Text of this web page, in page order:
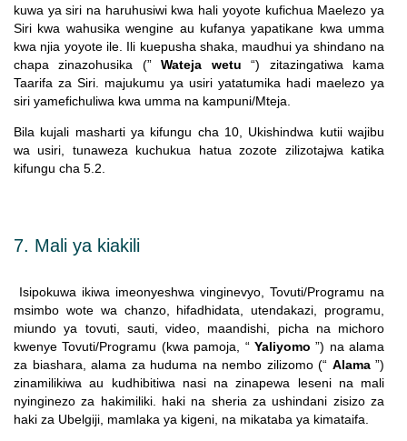
kuwa ya siri na haruhusiwi kwa hali yoyote kufichua Maelezo ya
Siri kwa wahusika wengine au kufanya yapatikane kwa umma
kwa njia yoyote ile. Ili kuepusha shaka, maudhui ya shindano na
chapa zinazohusika (”Wateja wetu“) zitazingatiwa kama
Taarifa za Siri. majukumu ya usiri yatatumika hadi maelezo ya
siri yamefichuliwa kwa umma na kampuni/Mteja.
Bila kujali masharti ya kifungu cha 10, Ukishindwa kutii wajibu
wa usiri, tunaweza kuchukua hatua zozote zilizotajwa katika
kifungu cha 5.2.
7. Mali ya kiakili
Isipokuwa ikiwa imeonyeshwa vinginevyo, Tovuti/Programu na
msimbo wote wa chanzo, hifadhidata, utendakazi, programu,
miundo ya tovuti, sauti, video, maandishi, picha na michoro
kwenye Tovuti/Programu (kwa pamoja, “ Yaliyomo”) na alama
za biashara, alama za huduma na nembo zilizomo (“ Alama ”)
zinamilikiwa au kudhibitiwa nasi na zinapewa leseni na mali
nyinginezo za hakimiliki. haki na sheria za ushindani zisizo za
haki za Ubelgiji, mamlaka ya kigeni, na mikataba ya kimataifa.